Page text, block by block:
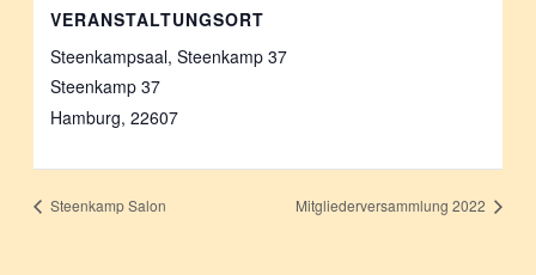
VERANSTALTUNGSORT
Steenkampsaal, Steenkamp 37
Steenkamp 37
Hamburg, 22607
Steenkamp Salon Mitgliederversammlung 2022